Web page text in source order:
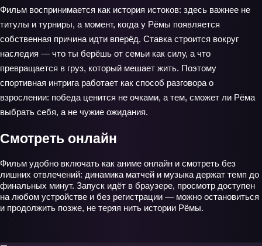
Фильм воспринимается как история истоков: здесь важнее не
титулы и турниры, а момент, когда у Рёмы появляется
собственная причина идти вперёд. Ставка строится вокруг
наследия — что ты берёшь от семьи как силу, а что
превращается в груз, который мешает жить. Поэтому
спортивная интрига работает как способ разговора о
взрослении: победа ценится не очками, а тем, сможет ли Рёма
выбрать себя, а не чужие ожидания.
Смотреть онлайн
Фильм удобно включать как аниме онлайн и смотреть без
лишних отвлечений: динамика матчей и музыка держат темп до
финальных минут. Запуск идёт в браузере, просмотр доступен
на любом устройстве и без регистрации — можно остановиться
и продолжить позже, не теряя нить истории Рёмы.